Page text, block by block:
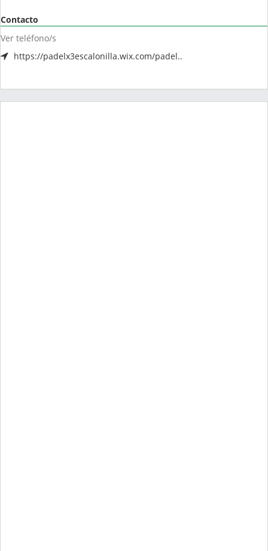
Contacto
Ver teléfono/s
https://padelx3escalonilla.wix.com/padel..